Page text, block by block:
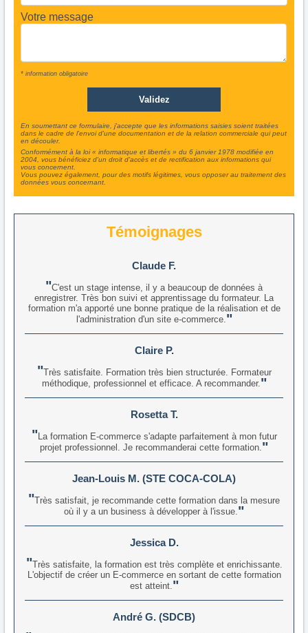
Votre message
* information obligatoire
En soumettant ce formulaire, j'accepte que les informations saisies soient traitées
dans le cadre de l'envoi d'une documentation et de la relation commerciale qui peut
en découler.
Conformément à la loi « informatique et libertés » du 6 janvier 1978 modifiée en
2004, vous bénéficiez d'un droit d'accès et de rectification aux informations qui
vous concernent.
Vous pouvez également, pour des motifs légitimes, vous opposer au traitement des
données vous concernant.
Témoignages
Claude F.
C'est un stage intense, il y a beaucoup de données à
enregistrer. Très bon suivi et apprentissage du formateur. La
formation m'a apporté une bonne pratique de la réalisation et de
l'administration d'un site e-commerce.
Claire P.
Très satisfaite. Formation très bien structurée. Formateur
méthodique, professionnel et efficace. A recommander.
Rosetta T.
La formation E-commerce s'adapte parfaitement à mon futur
projet professionnel. Je recommanderai cette formation.
Jean-Louis M. (STE COCA-COLA)
Très satisfait, je recommande cette formation dans la mesure
où il y a un business à développer à l'issue.
Jessica D.
Très satisfaite, la formation est très complète et enrichissante.
L'objectif de créer un E-commerce en sortant de cette formation
est atteint.
André G. (SDCB)